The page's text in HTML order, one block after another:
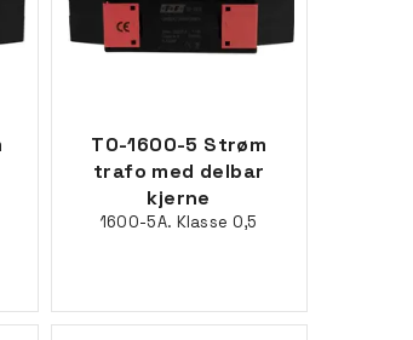
TO-1600-5 Strøm
trafo med delbar
kjerne
1600-5A. Klasse 0,5